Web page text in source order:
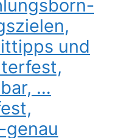
und
…
genau